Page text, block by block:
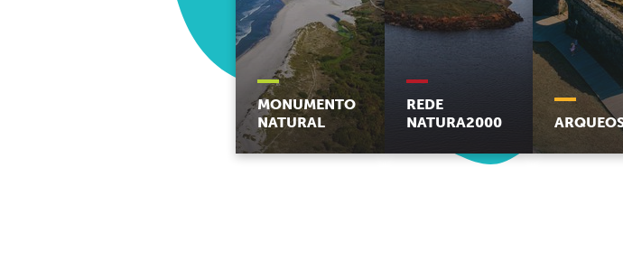
MONUMENTO
NATURAL
REDE
NATURA2000